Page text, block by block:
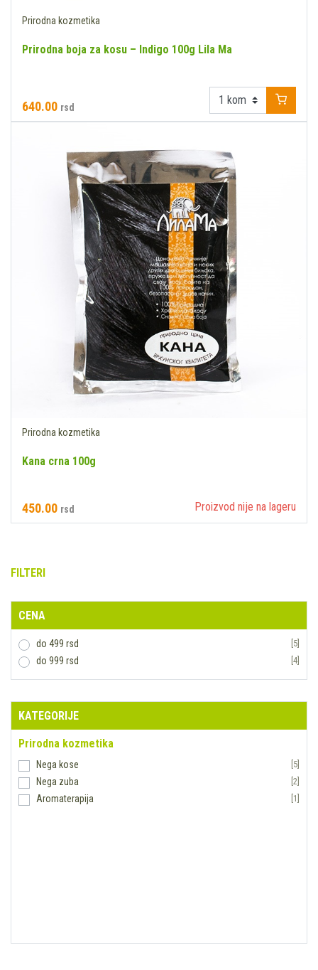
Prirodna kozmetika
Prirodna boja za kosu – Indigo 100g Lila Ma
640.00 rsd
Prirodna kozmetika
Kana crna 100g
450.00 rsd Proizvod nije na lageru
FILTERI
CENA
do 499 rsd [5]
do 999 rsd [4]
KATEGORIJE
Prirodna kozmetika
Nega kose [5]
Nega zuba [2]
Aromaterapija [1]